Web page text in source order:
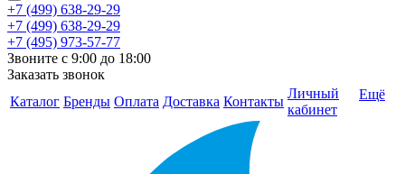
+7 (499) 638-29-29
+7 (499) 638-29-29
+7 (495) 973-57-77
Звоните с 9:00 до 18:00
Заказать звонок
Каталог Бренды Оплата Доставка Контакты
Личный
кабинет
Ещё